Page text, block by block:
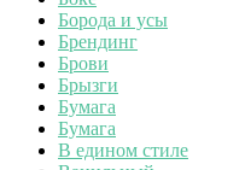
Борода и усы
Брендинг
Брови
Брызги
Бумага
Бумага
В едином стиле